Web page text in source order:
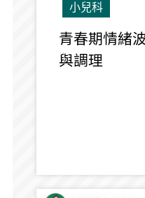
小兒科
青春期情緒
與調理